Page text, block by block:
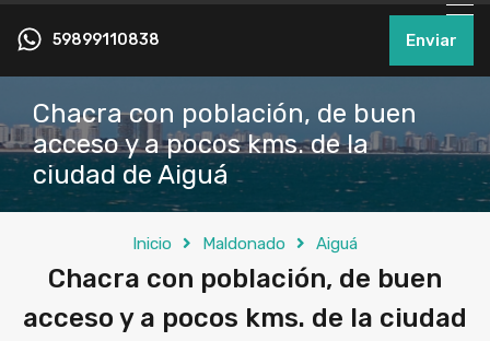
59899110838 Enviar
Chacra con población, de buen
acceso y a pocos kms. de la
ciudad de Aiguá
Inicio Maldonado Aiguá
Chacra con población, de buen
acceso y a pocos kms. de la ciudad